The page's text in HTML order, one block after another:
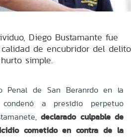
Diego Bustamante fue
de encubridor del delito
simple.
Penal de San Beranrdo en la
condenó a presidio perpetuo
declarado culpable de
cometido en contra de la